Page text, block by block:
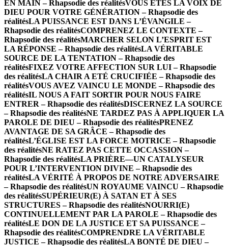
EN MAIN – Rhapsodie des réalitésVOUS ÊTES LA VOIX DE
DIEU POUR VOTRE GÉNÉRATION – Rhapsodie des
réalitésLA PUISSANCE EST DANS L’ÉVANGILE –
Rhapsodie des réalitésCOMPRENEZ LE CONTEXTE –
Rhapsodie des réalitésMARCHER SELON L’ESPRIT EST
LA RÉPONSE – Rhapsodie des réalitésLA VÉRITABLE
SOURCE DE LA TENTATION – Rhapsodie des
réalitésFIXEZ VOTRE AFFECTION SUR LUI – Rhapsodie
des réalitésLA CHAIR A ETÉ CRUCIFIÉE – Rhapsodie des
réalitésVOUS AVEZ VAINCU LE MONDE – Rhapsodie des
réalitésIL NOUS A FAIT SORTIR POUR NOUS FAIRE
ENTRER – Rhapsodie des réalitésDISCERNEZ LA SOURCE
– Rhapsodie des réalitésNE TARDEZ PAS À APPLIQUER LA
PAROLE DE DIEU – Rhapsodie des réalitésPRENEZ
AVANTAGE DE SA GRÂCE – Rhapsodie des
réalitésL’ÉGLISE EST LA FORCE MOTRICE – Rhapsodie
des réalitésNE RATEZ PAS CETTE OCCASSION –
Rhapsodie des réalitésLA PRIÈRE—UN CATALYSEUR
POUR L’INTERVENTION DIVINE – Rhapsodie des
réalitésLA VÉRITÉ À PROPOS DE NOTRE ADVERSAIRE
– Rhapsodie des réalitésUN ROYAUME VAINCU – Rhapsodie
des réalitésSUPÉRIEUR(E) À SATAN ET À SES
STRUCTURES – Rhapsodie des réalitésNOURRI(E)
CONTINUELLEMENT PAR LA PAROLE – Rhapsodie des
réalitésLE DON DE LA JUSTICE ET SA PUISSANCE –
Rhapsodie des réalitésCOMPRENDRE LA VÉRITABLE
JUSTICE – Rhapsodie des réalitésLA BONTÉ DE DIEU –